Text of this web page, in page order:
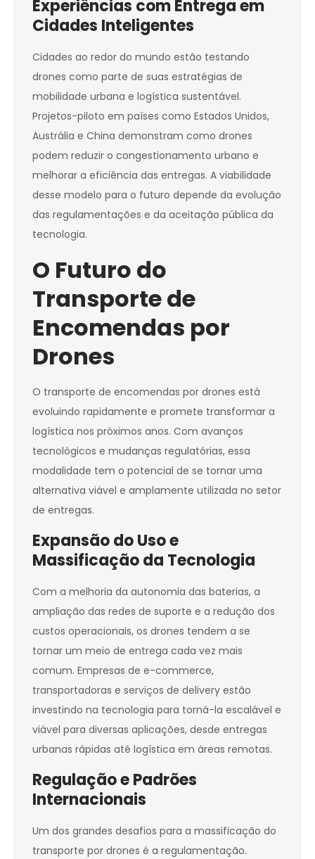
Experiências com Entrega em
Cidades Inteligentes
Cidades ao redor do mundo estão testando
drones como parte de suas estratégias de
mobilidade urbana e logística sustentável.
Projetos-piloto em países como Estados Unidos,
Austrália e China demonstram como drones
podem reduzir o congestionamento urbano e
melhorar a eficiência das entregas. A viabilidade
desse modelo para o futuro depende da evolução
das regulamentações e da aceitação pública da
tecnologia.
O Futuro do
Transporte de
Encomendas por
Drones
O transporte de encomendas por drones está
evoluindo rapidamente e promete transformar a
logística nos próximos anos. Com avanços
tecnológicos e mudanças regulatórias, essa
modalidade tem o potencial de se tornar uma
alternativa viável e amplamente utilizada no setor
de entregas.
Expansão do Uso e
Massificação da Tecnologia
Com a melhoria da autonomia das baterias, a
ampliação das redes de suporte e a redução dos
custos operacionais, os drones tendem a se
tornar um meio de entrega cada vez mais
comum. Empresas de e-commerce,
transportadoras e serviços de delivery estão
investindo na tecnologia para torná-la escalável e
viável para diversas aplicações, desde entregas
urbanas rápidas até logística em áreas remotas.
Regulação e Padrões
Internacionais
Um dos grandes desafios para a massificação do
transporte por drones é a regulamentação.